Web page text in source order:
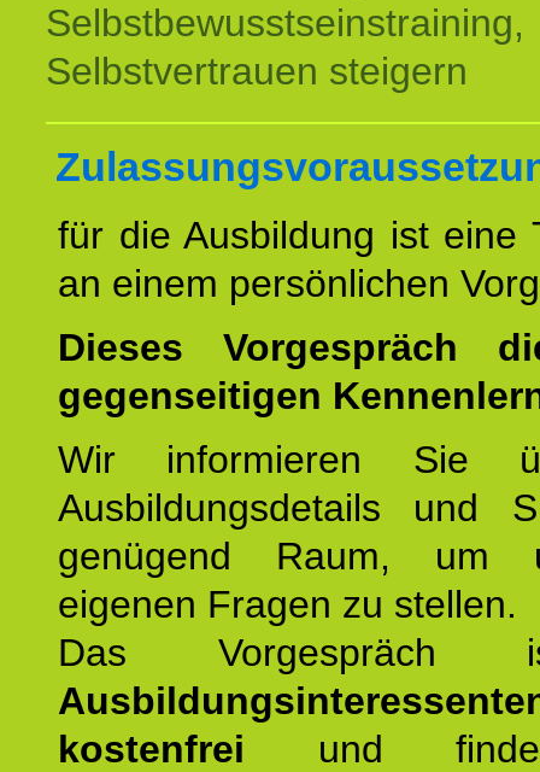
Selbstbewusstseinstraining,
Selbstvertrauen steigern
für die Ausbildung ist eine
an einem persönlichen
Dieses Vorgespräch
gegenseitigen
Wir informieren Sie
Ausbildungsdetails und
genügend Raum, um
eigenen Fragen zu stellen.
Das
kostenfrei und